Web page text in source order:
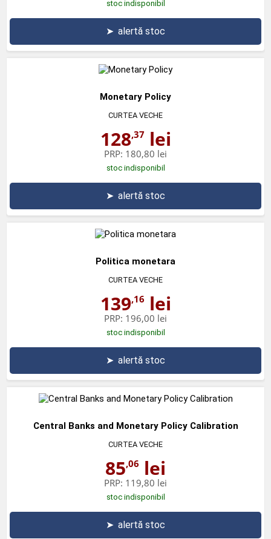
stoc indisponibil
➤ alertă stoc
Monetary Policy
CURTEA VECHE
128,37lei
PRP: 180,80 lei
stoc indisponibil
➤ alertă stoc
Politica monetara
CURTEA VECHE
139,16 lei
PRP: 196,00 lei
stoc indisponibil
➤ alertă stoc
Central Banks and Monetary Policy Calibration
CURTEA VECHE
85,06 lei
PRP: 119,80 lei
stoc indisponibil
➤ alertă stoc